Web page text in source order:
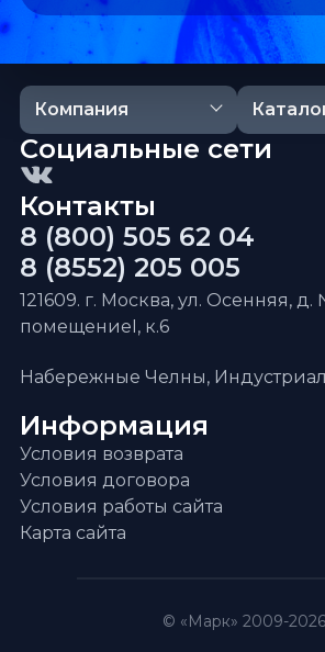
Компания
Информация
Условия возврата
Условия договора
Условия работы сайта
Карта сайта
Контакты
8 (800) 505 62 04
8 (8552) 205 005
121609. г. Москва, ул. Осенняя, д.
помещениеI, к.6
Набережные Челны,
Социальные сети
© «Марк» 2009-